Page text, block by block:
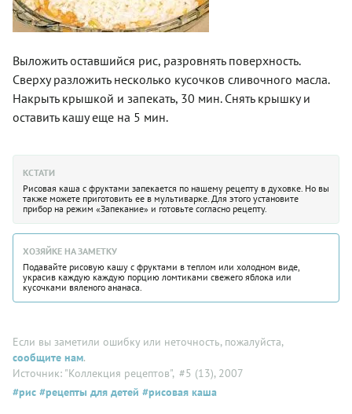
Выложить оставшийся рис, разровнять поверхность.
Сверху разложить несколько кусочков сливочного масла.
Накрыть крышкой и запекать, 30 мин. Снять крышку и
оставить кашу еще на 5 мин.
КСТАТИ
Рисовая каша с фруктами запекается по нашему рецепту в духовке. Но вы
также можете приготовить ее в мультиварке. Для этого установите
прибор на режим «Запекание» и готовьте согласно рецепту.
ХОЗЯЙКЕ НА ЗАМЕТКУ
Подавайте рисовую кашу с фруктами в теплом или холодном виде,
украсив каждую каждую порцию ломтиками свежего яблока или
кусочками вяленого ананаса.
Если вы заметили ошибку или неточность, пожалуйста,
сообщите нам.
Источник: "Коллекция рецептов", #5 (13), 2007
#рис #рецепты для детей #рисовая каша